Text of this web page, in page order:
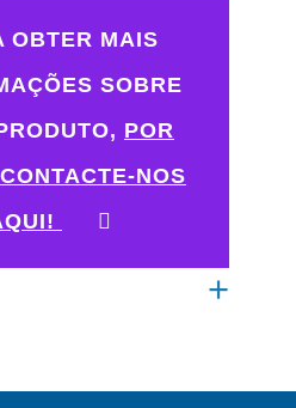
OBTER MAIS
SOBRE
POR
NOS